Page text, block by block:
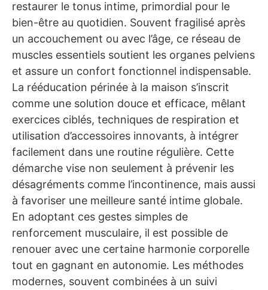
restaurer le tonus intime, primordial pour le
bien-être au quotidien. Souvent fragilisé après
un accouchement ou avec l’âge, ce réseau de
muscles essentiels soutient les organes pelviens
et assure un confort fonctionnel indispensable.
La rééducation périnée à la maison s’inscrit
comme une solution douce et efficace, mêlant
exercices ciblés, techniques de respiration et
utilisation d’accessoires innovants, à intégrer
facilement dans une routine régulière. Cette
démarche vise non seulement à prévenir les
désagréments comme l’incontinence, mais aussi
à favoriser une meilleure santé intime globale.
En adoptant ces gestes simples de
renforcement musculaire, il est possible de
renouer avec une certaine harmonie corporelle
tout en gagnant en autonomie. Les méthodes
modernes, souvent combinées à un suivi